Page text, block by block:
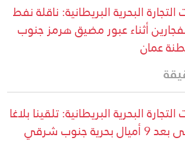
البحرية البريطانية: ناقلة نفط
أثناء عبور مضيق هرمز جنوب
عمان
البحرية البريطانية: تلقينا بلاغا
عن حادث على بعد 9 أميال بحرية جنوب شرقي